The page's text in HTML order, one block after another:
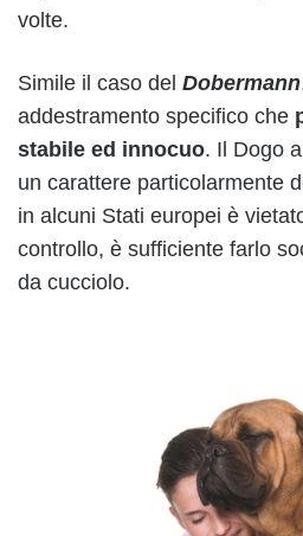
volte.
Simile il caso del Dobermann
addestramento specifico che
stabile ed innocuo. Il Dogo
un carattere particolarmente
in alcuni Stati europei è
controllo, è sufficiente farlo
da cucciolo.